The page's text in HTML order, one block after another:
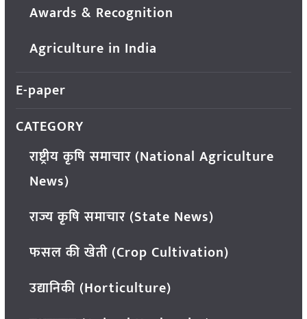
Awards & Recognition
Agriculture in India
E-paper
CATEGORY
राष्ट्रीय कृषि समाचार (National Agriculture
News)
राज्य कृषि समाचार (State News)
फसल की खेती (Crop Cultivation)
उद्यानिकी (Horticulture)